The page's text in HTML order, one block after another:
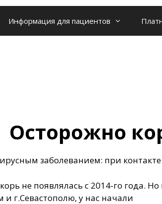
Информация для пациентов
Осторожно
заболеванием: при
не появлялась с 2014-го года.
г.Севастополю, у нас начали